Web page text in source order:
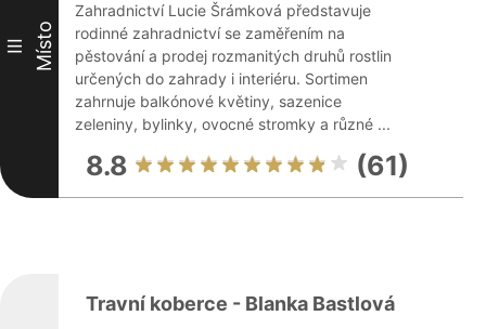
III Místo
Zahradnictví Lucie Šrámková představuje
rodinné zahradnictví se zaměřením na
pěstování a prodej rozmanitých druhů rostlin
určených do zahrady i interiéru. Sortimen
zahrnuje balkónové květiny, sazenice
zeleniny, bylinky, ovocné stromky a různé ...
8.8 (61)
Travní koberce - Blanka Bastlová